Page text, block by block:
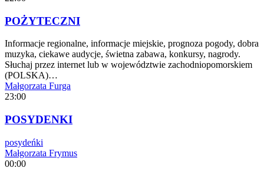
POŻYTECZNI
Informacje regionalne, informacje miejskie, prognoza pogody, dobra
muzyka, ciekawe audycje, świetna zabawa, konkursy, nagrody.
Słuchaj przez internet lub w województwie zachodniopomorskiem
(POLSKA)…
Małgorzata Furga
23:00
POSYDENKI
posydeńki
Małgorzata Frymus
00:00